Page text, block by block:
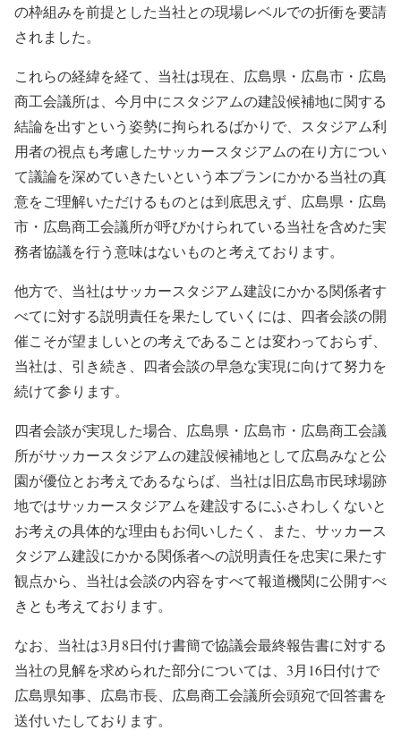
の枠組みを前提とした当社との現場レベルでの折衝を要請
されました。
これらの経緯を経て、当社は現在、広島県・広島市・広島
商工会議所は、今月中にスタジアムの建設候補地に関する
結論を出すという姿勢に拘られるばかりで、スタジアム利
用者の視点も考慮したサッカースタジアムの在り方につい
て議論を深めていきたいという本プランにかかる当社の真
意をご理解いただけるものとは到底思えず、広島県・広島
市・広島商工会議所が呼びかけられている当社を含めた実
務者協議を行う意味はないものと考えております。
他方で、当社はサッカースタジアム建設にかかる関係者す
べてに対する説明責任を果たしていくには、四者会談の開
催こそが望ましいとの考えであることは変わっておらず、
当社は、引き続き、四者会談の早急な実現に向けて努力を
続けて参ります。
四者会談が実現した場合、広島県・広島市・広島商工会議
所がサッカースタジアムの建設候補地として広島みなと公
園が優位とお考えであるならば、当社は旧広島市民球場跡
地ではサッカースタジアムを建設するにふさわしくないと
お考えの具体的な理由もお伺いしたく、また、サッカース
タジアム建設にかかる関係者への説明責任を忠実に果たす
観点から、当社は会談の内容をすべて報道機関に公開すべ
きとも考えております。
なお、当社は3月8日付け書簡で協議会最終報告書に対する
当社の見解を求められた部分については、3月16日付けで
広島県知事、広島市長、広島商工会議所会頭宛で回答書を
送付いたしております。